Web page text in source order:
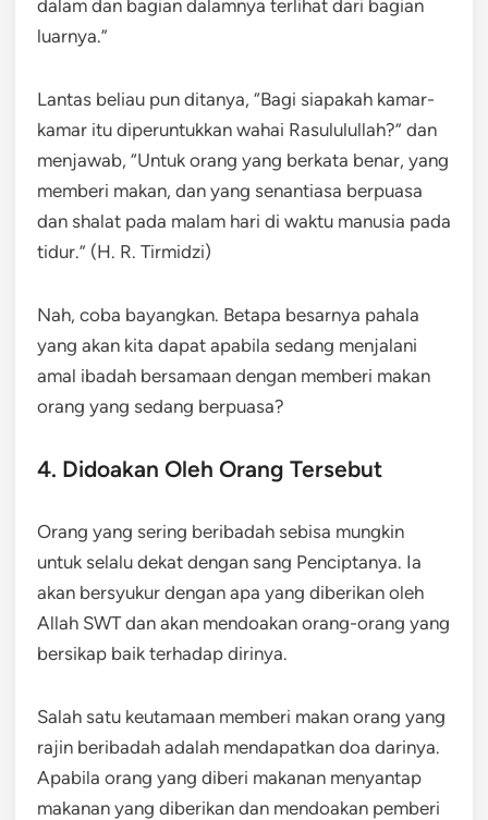
dalam dan bagian dalamnya terlihat dari bagian
luarnya.”
Lantas beliau pun ditanya, “Bagi siapakah kamar-
kamar itu diperuntukkan wahai Rasululullah?” dan
menjawab, “Untuk orang yang berkata benar, yang
memberi makan, dan yang senantiasa berpuasa
dan shalat pada malam hari di waktu manusia pada
tidur.” (H. R. Tirmidzi)
Nah, coba bayangkan. Betapa besarnya pahala
yang akan kita dapat apabila sedang menjalani
amal ibadah bersamaan dengan memberi makan
orang yang sedang berpuasa?
4. Didoakan Oleh Orang Tersebut
Orang yang sering beribadah sebisa mungkin
untuk selalu dekat dengan sang Penciptanya. Ia
akan bersyukur dengan apa yang diberikan oleh
Allah SWT dan akan mendoakan orang-orang yang
bersikap baik terhadap dirinya.
Salah satu keutamaan memberi makan orang yang
rajin beribadah adalah mendapatkan doa darinya.
Apabila orang yang diberi makanan menyantap
makanan yang diberikan dan mendoakan pemberi